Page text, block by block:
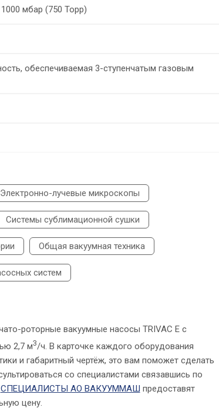
мбар (750 Торр)
обеспечиваемая 3-ступенчатым газовым
Электронно-лучевые микроскопы
Системы сублимационной сушки
Общая вакуумная техника
систем
роторные вакуумные насосы TRIVAC E с
2,7 м3/ч. В карточке каждого оборудования
и габаритный чертёж, это вам поможет сделать
со специалистами связавшись по
СПЕЦИАЛИСТЫ АО ВАКУУММАШ предоставят
цену.